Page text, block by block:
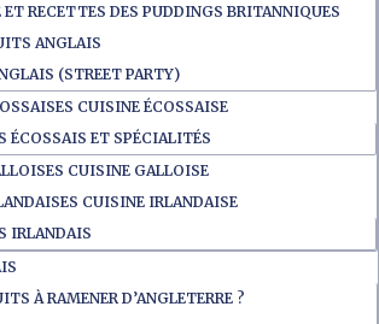
RECETTES DES PUDDINGS BRITANNIQUES
ANGLAIS
(STREET PARTY)
CUISINE ÉCOSSAISE
ÉCOSSAIS ET SPÉCIALITÉS
CUISINE GALLOISE
CUISINE IRLANDAISE
IRLANDAIS
À RAMENER D’ANGLETERRE ?